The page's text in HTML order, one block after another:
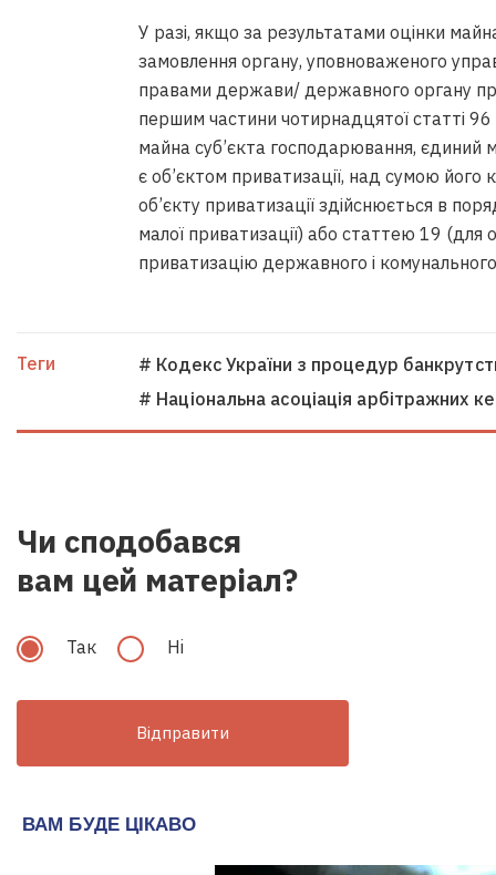
У разі, якщо за результатами оцінки
замовлення органу, уповноваженого
правами держави/ державного органу
першим частини чотирнадцятої статті
майна суб’єкта господарювання, єдиний
є об’єктом приватизації, над сумою
об’єкту приватизації здійснюється в
малої приватизації) або статтею 19 (для
приватизацію державного і
Теги
# Кодекс України з процедур
# Національна асоціація арбітражних
Чи сподобався
вам цей матеріал?
Так Hi
Відправити